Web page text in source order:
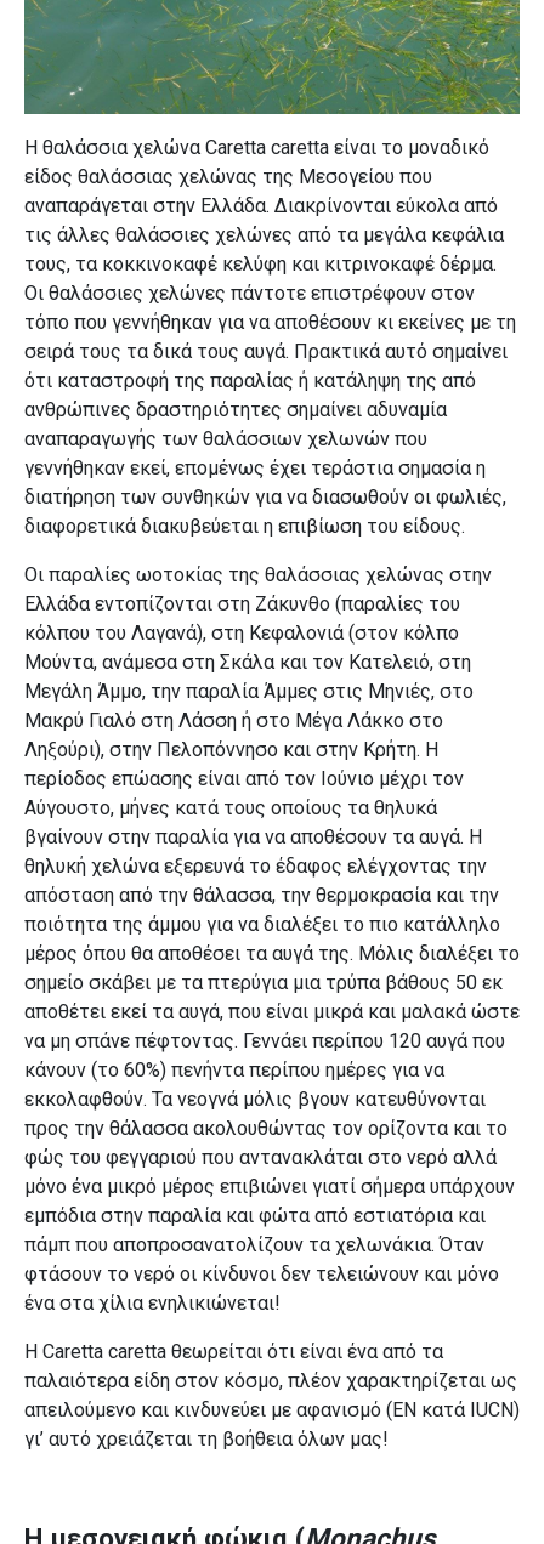
Η θαλάσσια χελώνα Caretta caretta είναι το μοναδικό
είδος θαλάσσιας χελώνας της Μεσογείου που
αναπαράγεται στην Ελλάδα. Διακρίνονται εύκολα από
τις άλλες θαλάσσιες χελώνες από τα μεγάλα κεφάλια
τους, τα κοκκινοκαφέ κελύφη και κιτρινοκαφέ δέρμα.
Οι θαλάσσιες χελώνες πάντοτε επιστρέφουν στον
τόπο που γεννήθηκαν για να αποθέσουν κι εκείνες με τη
σειρά τους τα δικά τους αυγά. Πρακτικά αυτό σημαίνει
ότι καταστροφή της παραλίας ή κατάληψη της από
ανθρώπινες δραστηριότητες σημαίνει αδυναμία
αναπαραγωγής των θαλάσσιων χελωνών που
γεννήθηκαν εκεί, επομένως έχει τεράστια σημασία η
διατήρηση των συνθηκών για να διασωθούν οι φωλιές,
διαφορετικά διακυβεύεται η επιβίωση του είδους.
Οι παραλίες ωοτοκίας της θαλάσσιας χελώνας στην
Ελλάδα εντοπίζονται στη Ζάκυνθο (παραλίες του
κόλπου του Λαγανά), στη Κεφαλονιά (στον κόλπο
Μούντα, ανάμεσα στη Σκάλα και τον Κατελειό, στη
Μεγάλη Άμμο, την παραλία Άμμες στις Μηνιές, στο
Μακρύ Γιαλό στη Λάσση ή στο Μέγα Λάκκο στο
Ληξούρι), στην Πελοπόννησο και στην Κρήτη. Η
περίοδος επώασης είναι από τον Ιούνιο μέχρι τον
Αύγουστο, μήνες κατά τους οποίους τα θηλυκά
βγαίνουν στην παραλία για να αποθέσουν τα αυγά. Η
θηλυκή χελώνα εξερευνά το έδαφος ελέγχοντας την
απόσταση από την θάλασσα, την θερμοκρασία και την
ποιότητα της άμμου για να διαλέξει το πιο κατάλληλο
μέρος όπου θα αποθέσει τα αυγά της. Μόλις διαλέξει το
σημείο σκάβει με τα πτερύγια μια τρύπα βάθους 50 εκ
αποθέτει εκεί τα αυγά, που είναι μικρά και μαλακά ώστε
να μη σπάνε πέφτοντας. Γεννάει περίπου 120 αυγά που
κάνουν (το 60%) πενήντα περίπου ημέρες για να
εκκολαφθούν. Τα νεογνά μόλις βγουν κατευθύνονται
προς την θάλασσα ακολουθώντας τον ορίζοντα και το
φώς του φεγγαριού που αντανακλάται στο νερό αλλά
μόνο ένα μικρό μέρος επιβιώνει γιατί σήμερα υπάρχουν
εμπόδια στην παραλία και φώτα από εστιατόρια και
πάμπ που αποπροσανατολίζουν τα χελωνάκια. Όταν
φτάσουν το νερό οι κίνδυνοι δεν τελειώνουν και μόνο
ένα στα χίλια ενηλικιώνεται!
Η Caretta caretta θεωρείται ότι είναι ένα από τα
παλαιότερα είδη στον κόσμο, πλέον χαρακτηρίζεται ως
απειλούμενο και κινδυνεύει με αφανισμό (EN κατά IUCN)
γι’ αυτό χρειάζεται τη βοήθεια όλων μας!